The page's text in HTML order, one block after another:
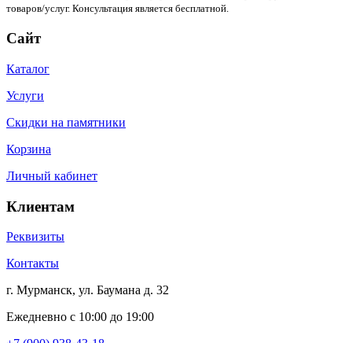
товаров/услуг. Консультация является бесплатной.
Сайт
Каталог
Услуги
Скидки на памятники
Корзина
Личный кабинет
Клиентам
Реквизиты
Контакты
г. Мурманск, ул. Баумана д. 32
Ежедневно с 10:00 до 19:00